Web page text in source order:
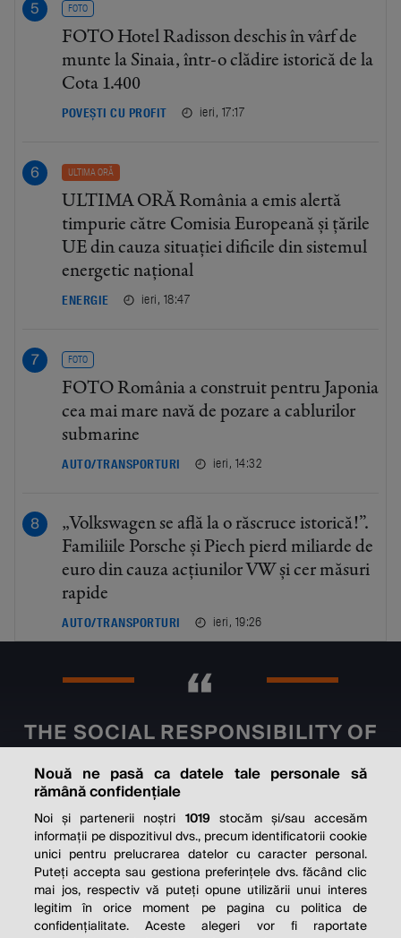
FOTO
FOTO Hotel Radisson deschis în vârf de
munte la Sinaia, într-o clădire istorică de la
Cota 1.400
POVEȘTI CU PROFIT ieri, 17:17
ULTIMA ORĂ
ULTIMA ORĂ România a emis alertă
timpurie către Comisia Europeană și țările
UE din cauza situației dificile din sistemul
energetic național
ENERGIE ieri, 18:47
FOTO
FOTO România a construit pentru Japonia
cea mai mare navă de pozare a cablurilor
submarine
AUTO/TRANSPORTURI ieri, 14:32
„Volkswagen se află la o răscruce istorică!”.
Familiile Porsche și Piech pierd miliarde de
euro din cauza acțiunilor VW și cer măsuri
rapide
AUTO/TRANSPORTURI ieri, 19:26
THE SOCIAL RESPONSIBILITY OF
BUSINESS IS TO INCREASE ITS
PROFITS.
Milton Friedman
© 2026 Profit.ro. Toate drepturile rezervate.
Dezvoltat de1616.ro
Nouă ne pasă ca datele tale personale să
rămână confidențiale
Noi și partenerii noștri 1019stocăm și/sau accesăm
informații pe dispozitivul dvs., precum identificatorii cookie
unici pentru prelucrarea datelor cu caracter personal.
Puteți accepta sau gestiona preferințele dvs. făcând clic
mai jos, respectiv vă puteți opune utilizării unui interes
legitim în orice moment pe pagina cu politica de
confidențialitate. Aceste alegeri vor fi raportate